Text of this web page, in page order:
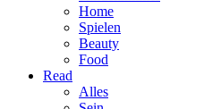
Home
Spielen
Beauty
Food
Read
Alles